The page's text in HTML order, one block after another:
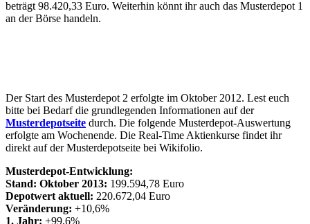
beträgt 98.420,33 Euro. Weiterhin könnt ihr auch das Musterdepot 1
an der Börse handeln.
Der Start des Musterdepot 2 erfolgte im Oktober 2012. Lest euch
bitte bei Bedarf die grundlegenden Informationen auf der
Musterdepotseite durch. Die folgende Musterdepot-Auswertung
erfolgte am Wochenende. Die Real-Time Aktienkurse findet ihr
direkt auf der Musterdepotseite bei Wikifolio.
Musterdepot-Entwicklung:
Stand: Oktober 2013: 199.594,78 Euro
Depotwert aktuell: 220.672,04 Euro
Veränderung: +10,6%
1. Jahr: +99,6%